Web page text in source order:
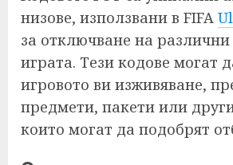
низове, използвани в FIFA
за отключване на
играта. Тези кодове могат
игровото ви изживяване,
предмети, пакети или
които могат да подобрят